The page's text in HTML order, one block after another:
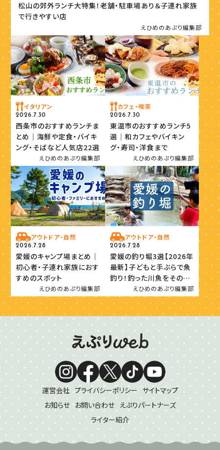
松山の郊外ランチ大特集！老舗・駐車場あり＆子連れ家族
で行きやすい店
えひめのあぷり編集部
イタリアン
2026.7.30
西条市のおすすめランチま
とめ｜海鮮や定食・バイキ
ング・そばなど人気店22選
えひめのあぷり編集部
カフェ・喫茶
2026.7.30
東温市のおすすめランチ5
選｜和カフェやバイキン
グ・寿司・洋食まで
えひめのあぷり編集部
アウトドア・自然
2026.7.28
愛媛のキャンプ場まとめ｜
初心者・子連れ家族におす
すめのスポット
えひめのあぷり編集部
アウトドア・自然
2026.7.28
愛媛の釣り堀3選【2026年
最新】子どもと手ぶらで魚
釣り！釣った川魚をその場
で味わおうえひめのあぷり編集部
運営会社 プライバシーポリシー サイトマップ
お知らせ お問い合わせ えぷりパートナーズ
ライター紹介